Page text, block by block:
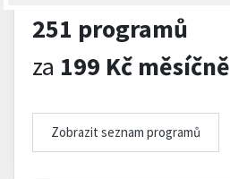
251 programů
za 199 Kč měsíčně
Zobrazit seznam programů